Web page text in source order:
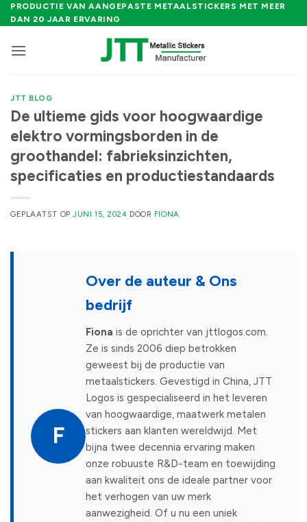
Ga
naar
PRODUCTIE VAN AANGEPASTE METAALSTICKERS MET MEER
DAN 20 JAAR ERVARING
JTT BLOG
De ultieme gids voor hoogwaardige
elektro vormingsborden in de
groothandel: fabrieksinzichten,
specificaties en productiestandaards
GEPLAATST OPJUNI 15, 2024 DOOR FIONA
F
Over de auteur & Ons
bedrijf
Fiona is de oprichter van jttlogos.com.
Ze is sinds 2006 diep betrokken
geweest bij de productie van
metaalstickers. Gevestigd in China, JTT
Logos is gespecialiseerd in het leveren
van hoogwaardige, maatwerk metalen
stickers aan klanten wereldwijd. Met
bijna twee decennia ervaring maken
onze robuuste R&D-team en toewijding
aan kwaliteit ons de ideale partner voor
het verhogen van uw merk
aanwezigheid. Of u nu een uniek